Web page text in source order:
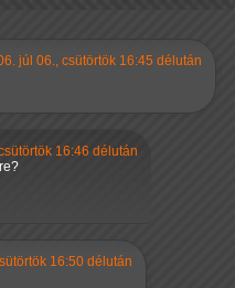
júl 06., csütörtök 16:45 délután
16:46 délután
16:50 délután